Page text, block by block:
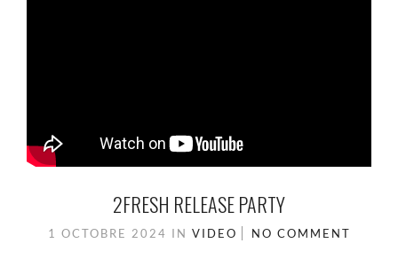
2FRESH RELEASE PARTY
1 OCTOBRE 2024 IN VIDEO NO COMMENT